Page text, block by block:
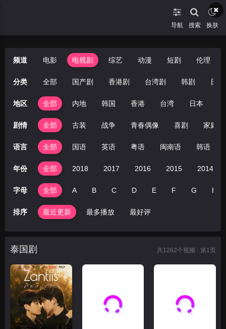
导航 搜索 换肤
频道 电影 电视剧 综艺 动漫 短剧 伦理
分类 全部 国产剧 香港剧 台湾剧 韩剧 日剧
地区 全部 内地 韩国 香港 台湾 日本
剧情 全部 古装 战争 青春偶像 喜剧 家庭
语言 全部 国语 英语 粤语 闽南语 韩语
年份 全部 2018 2017 2016 2015 2014
字母 全部 A B C D E F G H
排序 最近更新 最多播放 最好评
泰国剧 共1262个视频 · 第1页